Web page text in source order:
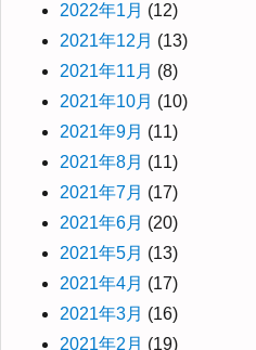
2022年1月 (12)
2021年12月 (13)
2021年11月 (8)
2021年10月 (10)
2021年9月 (11)
2021年8月 (11)
2021年7月 (17)
2021年6月 (20)
2021年5月 (13)
2021年4月 (17)
2021年3月 (16)
2021年2月 (19)